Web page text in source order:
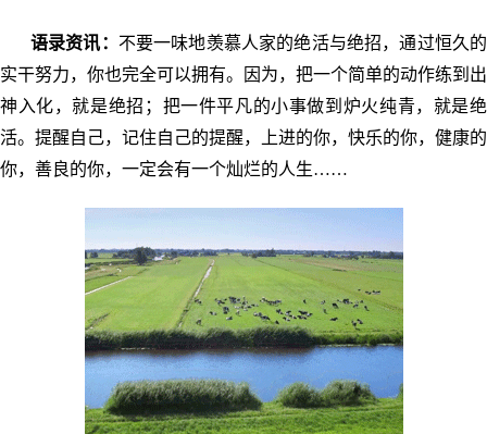
语录资讯： 不要一味地羡慕人家的绝活与绝招，通过恒久的
实干努力，你也完全可以拥有。因为，把一个简单的动作练到出
神入化，就是绝招；把一件平凡的小事做到炉火纯青，就是绝
活。提醒自己，记住自己的提醒，上进的你，快乐的你，健康的
你，善良的你，一定会有一个灿烂的人生……